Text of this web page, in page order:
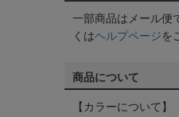
一部商品はメール便
くはヘルプページを
商品について
【カラーについて】